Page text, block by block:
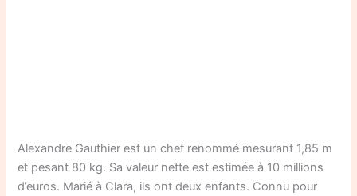
Alexandre Gauthier est un chef renommé mesurant 1,85 m
et pesant 80 kg. Sa valeur nette est estimée à 10 millions
d’euros. Marié à Clara, ils ont deux enfants. Connu pour